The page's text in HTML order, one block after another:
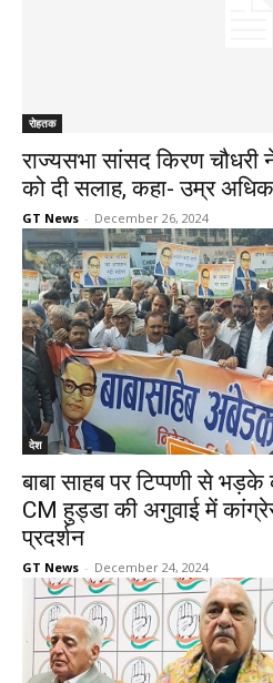
रोहतक
राज्यसभा सांसद किरण चौधरी
को दी सलाह, कहा- उम्र
GT News - December 26, 2024
देश
बाबा साहब पर टिप्पणी से भड़के
CM हुड्डा की अगुवाई में
प्रदर्शन
GT News - December 24, 2024